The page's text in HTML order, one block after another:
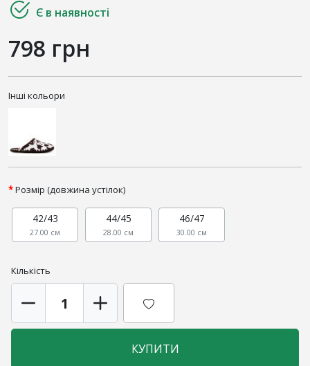
Є в наявності
798 грн
Інші кольори
Розмір (довжина устілок)
42/43
27.00 см
44/45
28.00 см
46/47
30.00 см
Кількість
КУПИТИ